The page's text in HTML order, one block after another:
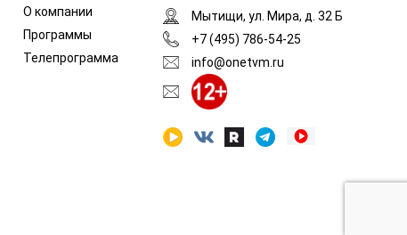
О компании
Программы
Телепрограмма
Мытищи, ул. Мира, д. 32 Б
+7 (495) 786-54-25
info@onetvm.ru